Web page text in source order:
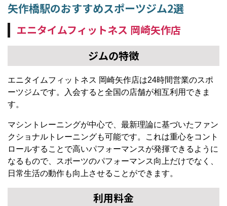
矢作橋駅のおすすめスポーツジム2選
エニタイムフィットネス 岡崎矢作店
ジムの特徴
エニタイムフィットネス 岡崎矢作店は24時間営業のスポ
ーツジムです。入会すると全国の店舗が相互利用できま
す。
マシントレーニングが中心で、最新理論に基づいたファン
クショナルトレーニングも可能です。これは重心をコント
ロールすることで高いパフォーマンスが発揮できるように
なるもので、スポーツのパフォーマンス向上だけでなく、
日常生活の動作も向上させることができます。
利用料金